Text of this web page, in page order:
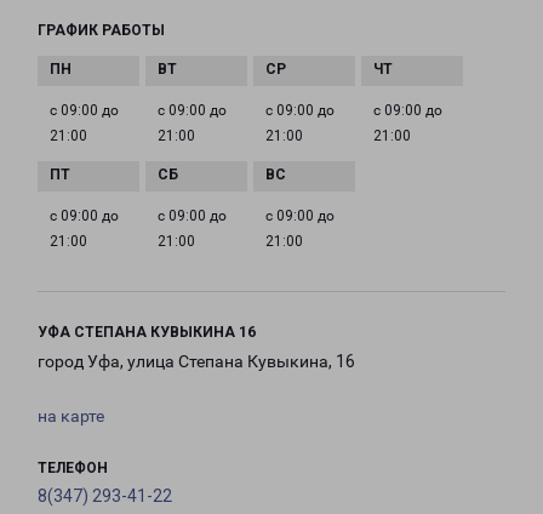
ГРАФИК РАБОТЫ
с 09:00 до
21:00
с 09:00 до
21:00
с 09:00 до
21:00
с 09:00 до
21:00
с 09:00 до
21:00
с 09:00 до
21:00
с 09:00 до
21:00
УФА СТЕПАНА КУВЫКИНА 16
город Уфа, улица Степана Кувыкина, 16
на карте
ТЕЛЕФОН
8(347) 293-41-22